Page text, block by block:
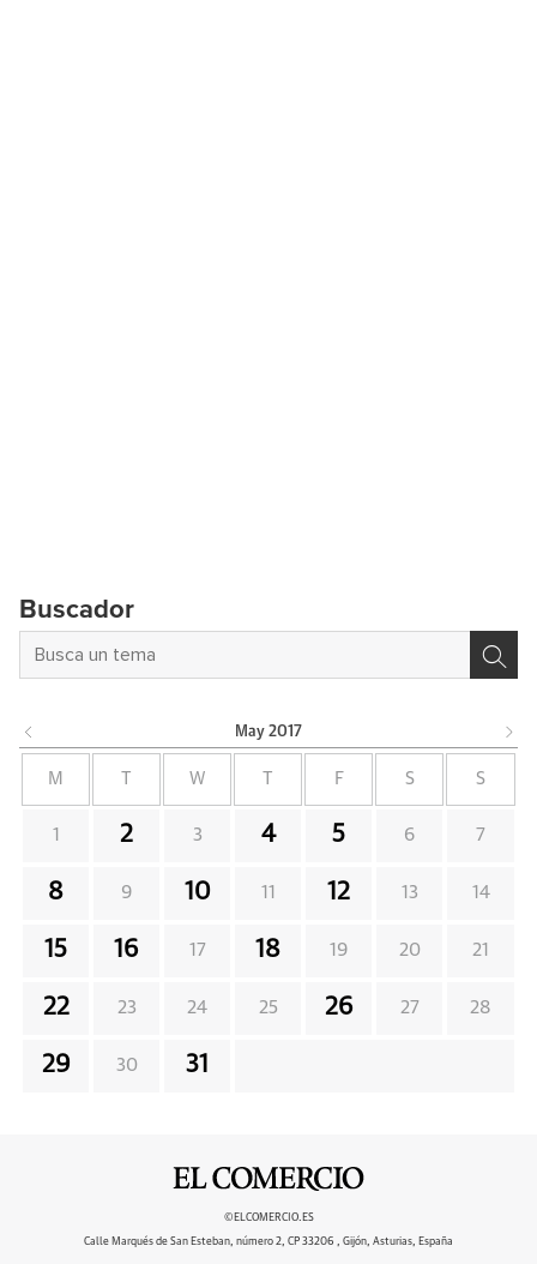
Buscador
May 2017
M W F S S
1 2 3 4 5 6 7
8 9 10 11 12 13 14
15 16 17 18 19 20 21
22 23 24 25 26 27 28
29 30 31
©ELCOMERCIO.ES
Calle Marqués de San Esteban, número 2, CP 33206 , Gijón, Asturias, España